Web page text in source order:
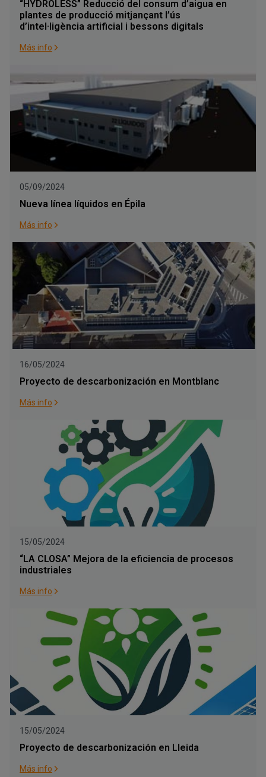
“HYDROLESS” Reducció del consum d’aigua en
plantes de producció mitjançant l’ús
d’intel·ligència artificial i bessons digitals
Más info
05/09/2024
Nueva línea líquidos en Épila
Más info
16/05/2024
Proyecto de descarbonización en Montblanc
Más info
15/05/2024
“LA CLOSA” Mejora de la eficiencia de procesos
industriales
Más info
15/05/2024
Proyecto de descarbonización en Lleida
Más info